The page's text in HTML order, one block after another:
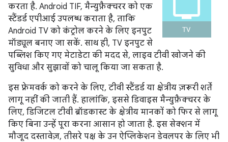
करता है. Android TIF, मैन्युफ़ैक्चरर को एक
स्टैंडर्ड एपीआई उपलब्ध कराता है, ताकि
Android TV को कंट्रोल करने के लिए इनपुट
मॉड्यूल बनाए जा सकें. साथ ही, TV इनपुट से
पब्लिश किए गए मेटाडेटा की मदद से, लाइव टीवी खोजने की
सुविधा और सुझावों को चालू किया जा सकता है.
इस फ़्रेमवर्क को करने के लिए, टीवी स्टैंडर्ड या क्षेत्रीय ज़रूरी शर्तें
लागू नहीं की जाती हैं. हालांकि, इससे डिवाइस मैन्युफ़ैक्चरर के
लिए, डिजिटल टीवी ब्रॉडकास्ट के क्षेत्रीय मानकों को फिर से लागू
किए बिना उन्हें पूरा करना आसान हो जाता है. इस सेक्शन में
मौजूद दस्तावेज़, तीसरे पक्ष के उन ऐप्लिकेशन डेवलपर के लिए भी